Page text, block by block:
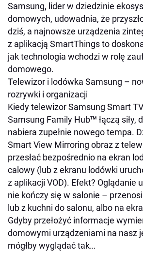
Samsung, lider w dziedzinie
domowych, udowadnia, że
dziś, a najnowsze urządzenia
z aplikacją SmartThings to
jak technologia wchodzi w rolę
domowego.
Telewizor i lodówka Samsung –
rozrywki i organizacji
Kiedy telewizor Samsung Smart
Samsung Family Hub™ łączą siły,
nabiera zupełnie nowego tempa.
Smart View Mirroring obraz z
przesłać bezpośrednio na ekran
calowy (lub z ekranu lodówki
z aplikacji VOD). Efekt? Oglądanie
nie kończy się w salonie –
lub z kuchni do salonu, albo na
Gdyby przełożyć informacje
domowymi urządzeniami na nasz
mógłby wyglądać tak…